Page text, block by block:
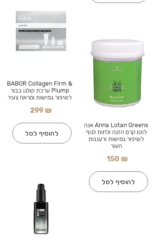
BABOR Collagen Firm &
Plump ערכת קולגן בבור
לשיפור גמישות ומראה צעיר
299 ₪
להוסיף לסל
Anna Lotan Greens אנה
לוטן קרם הזנה ולחות לגוף
לשיפור גמישות ורעננות
העור
150 ₪
להוסיף לסל